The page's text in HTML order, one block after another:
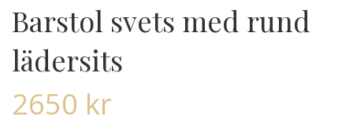
Barstol svets med rund
lädersits
2650 kr